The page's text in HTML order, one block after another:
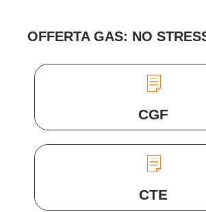
OFFERTA GAS: NO
CGF
CTE